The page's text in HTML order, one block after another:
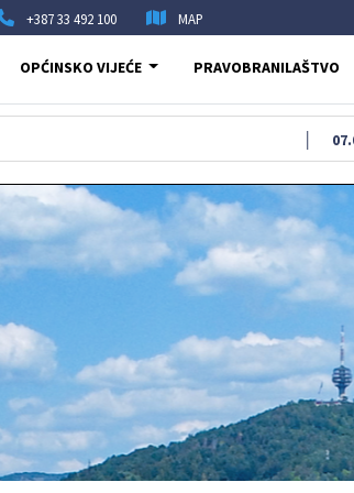
+387 33 492 100 MAP
OPĆINSKO VIJEĆE PRAVOBRANILAŠTVO